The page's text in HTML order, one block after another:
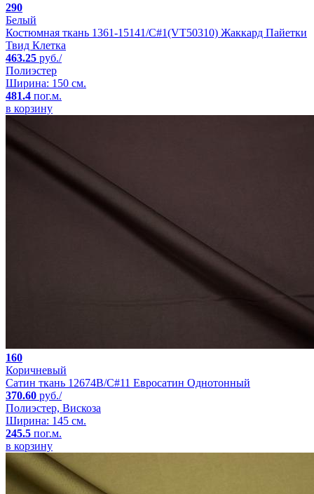
290
Белый
Костюмная ткань 1361-15141/C#1(VT50310) Жаккард Пайетки
Твид Клетка
463.25 руб./
Полиэстер
Ширина: 150 см.
481.4 пог.м.
в корзину
160
Коричневый
Сатин ткань 12674B/C#11 Евросатин Однотонный
370.60 руб./
Полиэстер, Вискоза
Ширина: 145 см.
245.5 пог.м.
в корзину